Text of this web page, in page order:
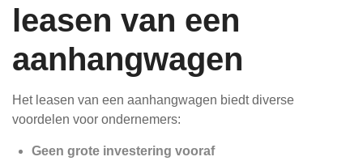
leasen van een
aanhangwagen
Het leasen van een aanhangwagen biedt diverse
voordelen voor ondernemers:
Geen grote investering vooraf